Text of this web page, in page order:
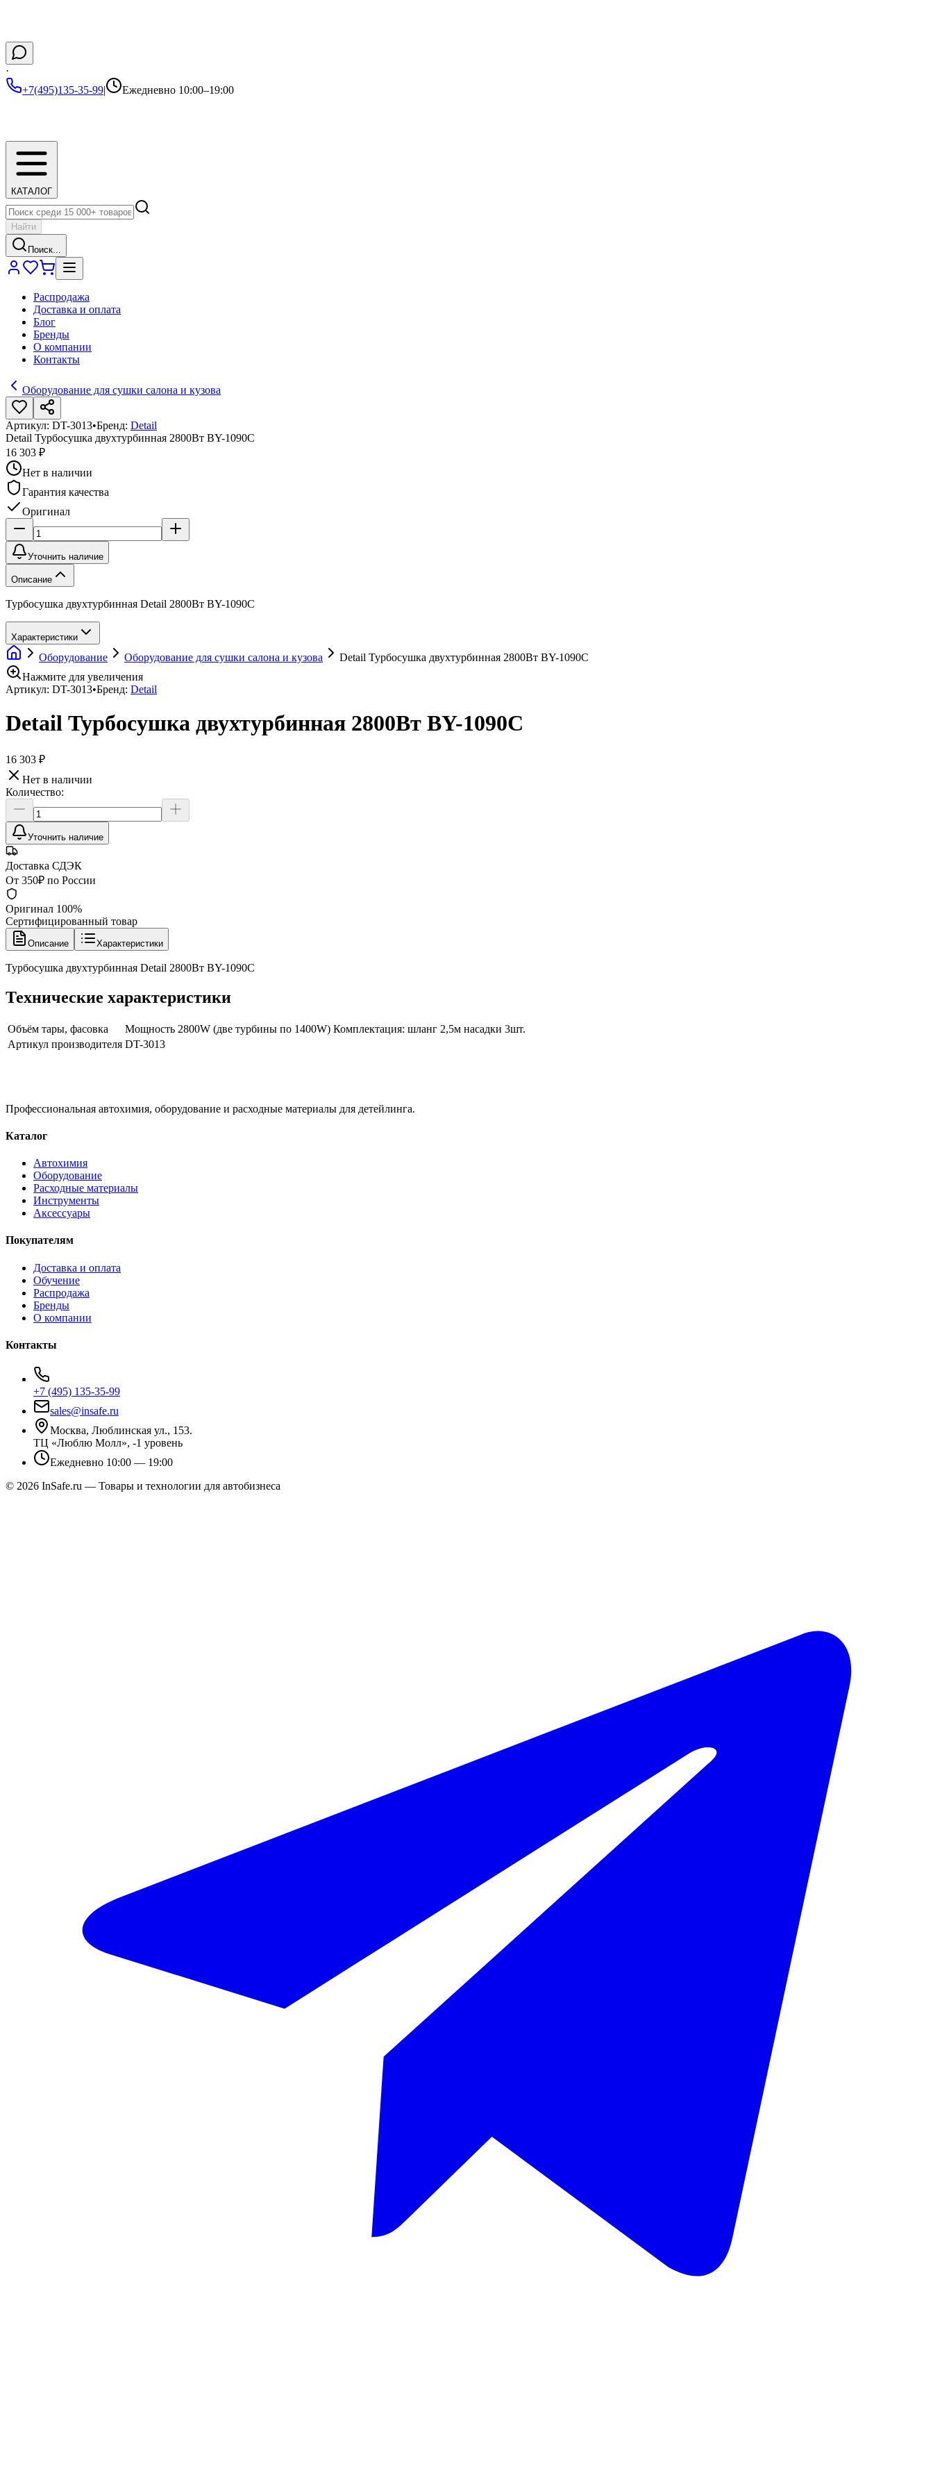
·
+7(495)135-35-99| Ежедневно 10:00–19:00
КАТАЛОГ
Найти
Поиск...
Распродажа
Доставка и оплата
Блог
Бренды
О компании
Контакты
Оборудование для сушки салона и кузова
Артикул: DT-3013•Бренд: Detail
Detail Турбосушка двухтурбинная 2800Вт BY-1090C
16 303 ₽
Нет в наличии
Гарантия качества
Оригинал
Уточнить наличие
Описание
Турбосушка двухтурбинная Detail 2800Вт BY-1090C
Характеристики
Оборудование Оборудование для сушки салона и кузова
Detail Турбосушка двухтурбинная 2800Вт BY-1090C
Нажмите для увеличения
Артикул: DT-3013•Бренд: Detail
Detail Турбосушка двухтурбинная 2800Вт BY-1090C
16 303 ₽
Нет в наличии
Количество:
Уточнить наличие
Доставка СДЭК
От 350₽ по России
Оригинал 100%
Сертифицированный товар
Описание Характеристики
Турбосушка двухтурбинная Detail 2800Вт BY-1090C
Технические характеристики
Объём тары, фасовка
Мощность 2800W (две турбины по 1400W) Комплектация: шланг 2,5м насадки 3шт.
Артикул производителя DT-3013
Профессиональная автохимия, оборудование и расходные материалы для детейлинга.
Каталог
Автохимия
Оборудование
Расходные материалы
Инструменты
Аксессуары
Покупателям
Доставка и оплата
Обучение
Распродажа
Бренды
О компании
Контакты
+7 (495) 135-35-99
sales@insafe.ru
Москва, Люблинская ул., 153.
ТЦ «Люблю Молл», -1 уровень
Ежедневно 10:00 — 19:00
© 2026 InSafe.ru — Товары и технологии для автобизнеса